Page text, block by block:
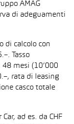
AMAG
di adeguamenti
di calcolo con
Tasso
mesi (10’000
rata di leasing
casco totale
ad es. da CHF